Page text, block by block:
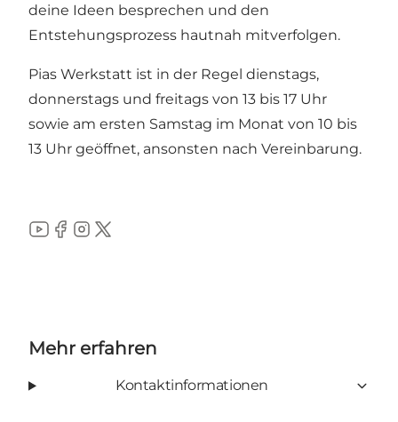
deine Ideen besprechen und den
Entstehungsprozess hautnah mitverfolgen.
Pias Werkstatt ist in der Regel dienstags,
donnerstags und freitags von 13 bis 17 Uhr
sowie am ersten Samstag im Monat von 10 bis
13 Uhr geöffnet, ansonsten nach Vereinbarung.
YouTube
Facebook
Instagram
Twitter
Mehr erfahren
Kontaktinformationen